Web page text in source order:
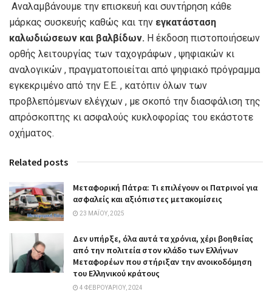
Αναλαμβάνουμε την επισκευή και συντήρηση κάθε
μάρκας συσκευής καθώς και την εγκατάσταση
καλωδιώσεων και βαλβίδων. Η έκδοση πιστοποιήσεων
ορθής λειτουργίας των ταχογράφων , ψηφιακών κι
αναλογικών , πραγματοποιείται από ψηφιακό πρόγραμμα
εγκεκριμένο από την Ε.Ε. , κατόπιν όλων των
προβλεπόμενων ελέγχων , με σκοπό την διασφάλιση της
απρόσκοπτης κι ασφαλούς κυκλοφορίας του εκάστοτε
οχήματος.
Related posts
Μεταφορική Πάτρα: Τι επιλέγουν οι Πατρινοί για
ασφαλείς και αξιόπιστες μετακομίσεις
23 ΜΑΪ́ΟΥ, 2025
Δεν υπήρξε, όλα αυτά τα χρόνια, χέρι βοηθείας
από την πολιτεία στον κλάδο των Ελλήνων
Μεταφορέων που στήριξαν την ανοικοδόμηση
του Ελληνικού κράτους
4 ΦΕΒΡΟΥΑΡΊΟΥ, 2024